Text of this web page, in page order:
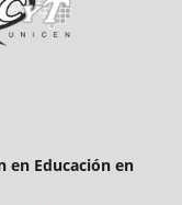
en Educación en